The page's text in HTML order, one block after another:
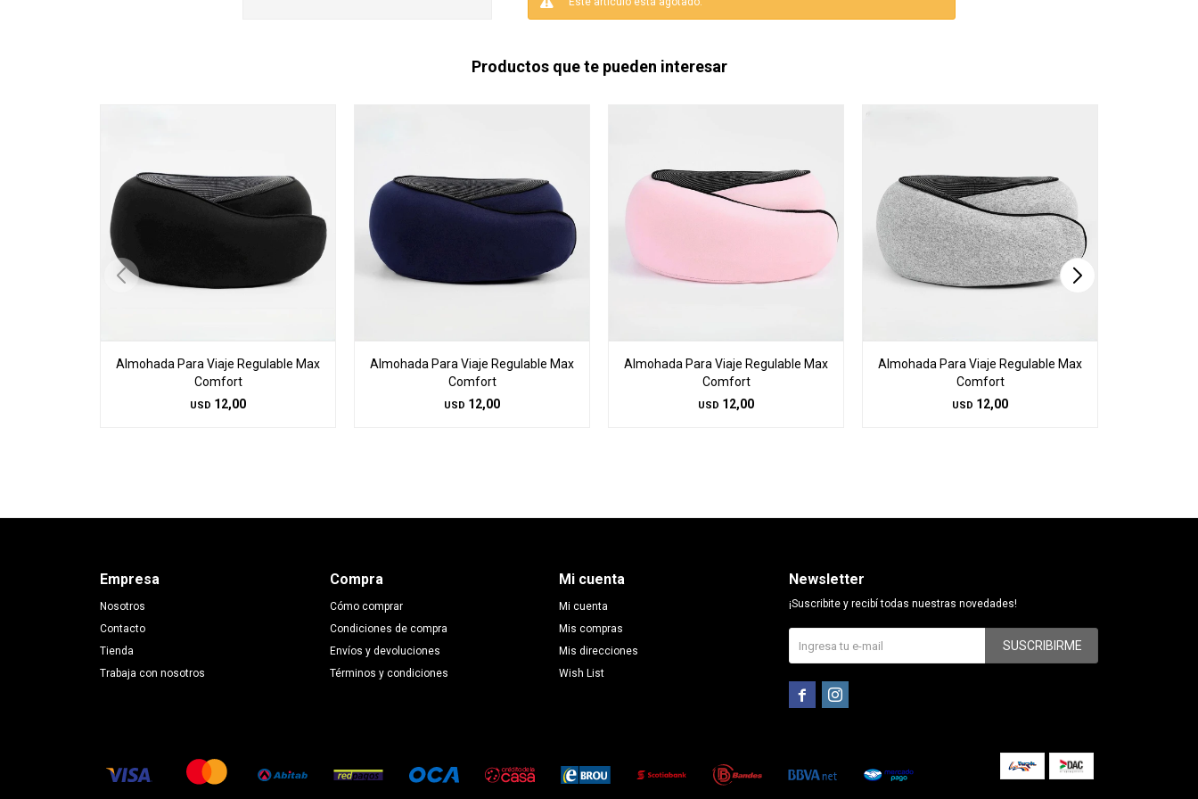
Productos que te pueden interesar
Almohada Para Viaje Regulable Max
Comfort
USD 12,00
Almohada Para Viaje Regulable Max
Comfort
USD 12,00
Almohada Para Viaje Regulable Max
Comfort
USD 12,00
Almohada Para Viaje Regulable Max
Comfort
USD 12,00
Empresa
Nosotros
Contacto
Tienda
Trabaja con nosotros
Compra
Cómo comprar
Condiciones de compra
Envíos y devoluciones
Términos y condiciones
Mi cuenta
Mi cuenta
Mis compras
Mis direcciones
Wish List
Newsletter
¡Suscribite y recibí todas nuestras novedades!
SUSCRIBIRME
 